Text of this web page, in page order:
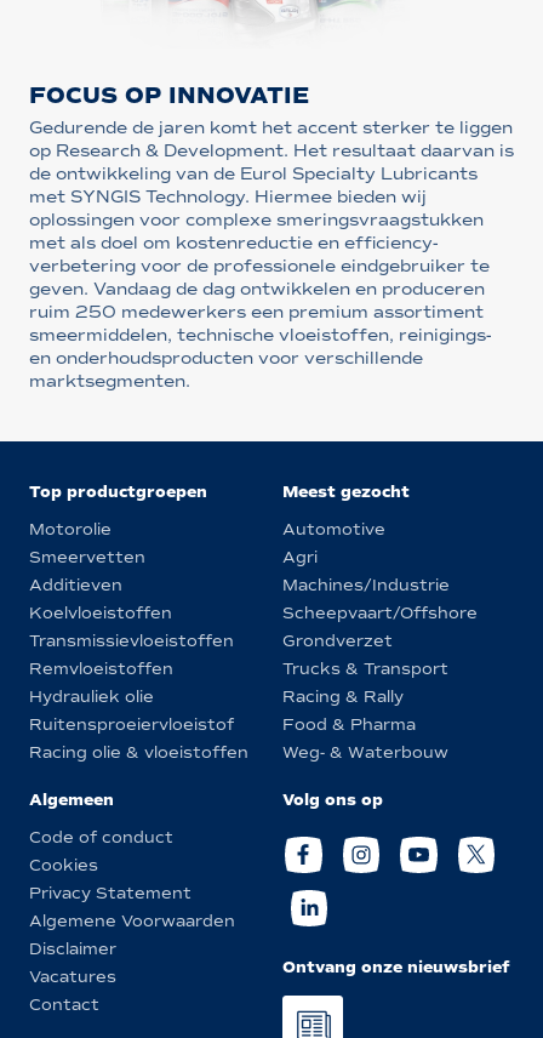
FOCUS OP INNOVATIE
Gedurende de jaren komt het accent sterker te liggen
op Research & Development. Het resultaat daarvan is
de ontwikkeling van de Eurol Specialty Lubricants
met SYNGIS Technology. Hiermee bieden wij
oplossingen voor complexe smeringsvraagstukken
met als doel om kostenreductie en efficiency-
verbetering voor de professionele eindgebruiker te
geven. Vandaag de dag ontwikkelen en produceren
ruim 250 medewerkers een premium assortiment
smeermiddelen, technische vloeistoffen, reinigings-
en onderhoudsproducten voor verschillende
marktsegmenten.
Top productgroepen
Motorolie
Smeervetten
Additieven
Koelvloeistoffen
Transmissievloeistoffen
Remvloeistoffen
Hydrauliek olie
Ruitensproeiervloeistof
Racing olie & vloeistoffen
Meest gezocht
Automotive
Agri
Machines/Industrie
Scheepvaart/Offshore
Grondverzet
Trucks & Transport
Racing & Rally
Food & Pharma
Weg- & Waterbouw
Algemeen
Code of conduct
Cookies
Privacy Statement
Algemene Voorwaarden
Disclaimer
Vacatures
Contact
Volg ons op
Ontvang onze nieuwsbrief